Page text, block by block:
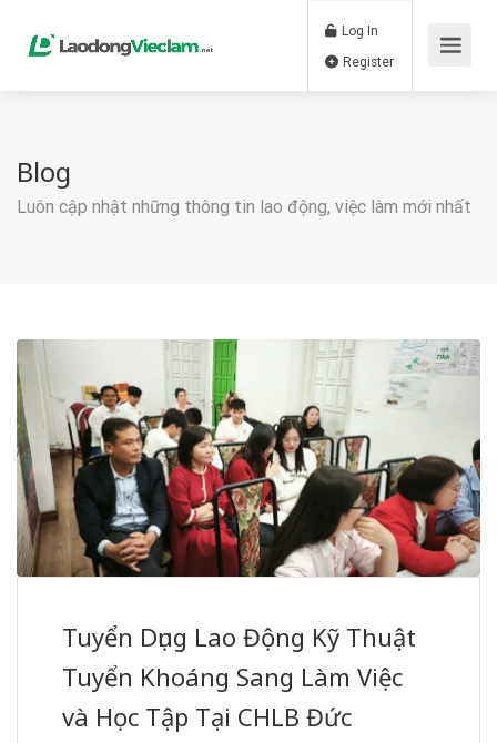
Log In
Blog
Luôn cập nhật những thông tin lao động, việc làm mới nhất
Tuyển Dụng Lao Động Kỹ Thuật
Tuyển Khoáng Sang Làm Việc
và Học Tập Tại CHLB Đức